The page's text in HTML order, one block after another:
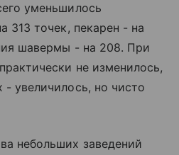
уменьшилось
313 точек, пекарен - на
шавермы - на 208. При
не изменилось,
увеличилось, но чисто
небольших заведений